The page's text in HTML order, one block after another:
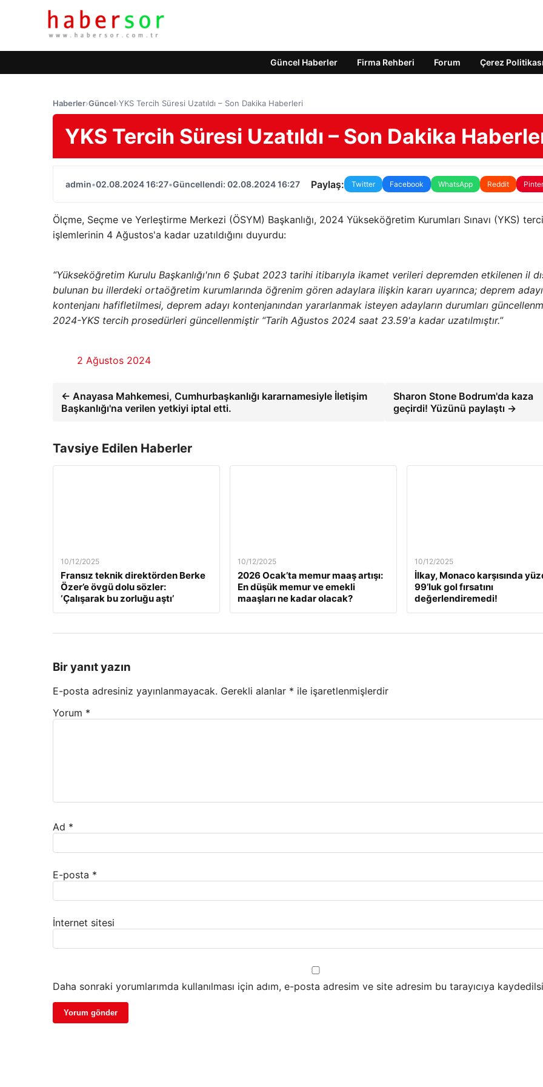
Güncel Haberler Firma Rehberi Forum Çerez Politikası
Haberler›Güncel›YKS Tercih Süresi Uzatıldı – Son Dakika Haberleri
YKS Tercih Süresi Uzatıldı – Son Dakika
admin•02.08.2024 16:27•Güncellendi: 02.08.2024 16:27 Paylaş: Twitter Facebook WhatsApp Reddit
Ölçme, Seçme ve Yerleştirme Merkezi (ÖSYM) Başkanlığı, 2024 Yükseköğretim Kurumları Sınavı (YKS)
işlemlerinin 4 Ağustos'a kadar uzatıldığını duyurdu:
“Yükseköğretim Kurulu Başkanlığı'nın 6 Şubat 2023 tarihi itibarıyla ikamet verileri depremden etkilenen il
bulunan bu illerdeki ortaöğretim kurumlarında öğrenim gören adaylara ilişkin kararı uyarınca; deprem adayı
kontenjanı hafifletilmesi, deprem adayı kontenjanından yararlanmak isteyen adayların durumları
2024-YKS tercih prosedürleri güncellenmiştir “Tarih Ağustos 2024 saat 23.59'a kadar uzatılmıştır.”
2 Ağustos 2024
← Anayasa Mahkemesi, Cumhurbaşkanlığı kararnamesiyle İletişim
Başkanlığı'na verilen yetkiyi iptal etti.
Sharon Stone Bodrum'da kaza
geçirdi! Yüzünü paylaştı →
Tavsiye Edilen Haberler
10/12/2025
Fransız teknik direktörden Berke
Özer’e övgü dolu sözler:
‘Çalışarak bu zorluğu aştı’
10/12/2025
2026 Ocak’ta memur maaş artışı:
En düşük memur ve emekli
maaşları ne kadar olacak?
10/12/2025
İlkay, Monaco karşısında
99’luk gol fırsatını
değerlendiremedi!
Bir yanıt yazın
E-posta adresiniz yayınlanmayacak. Gerekli alanlar * ile işaretlenmişlerdir
Yorum *
Ad *
E-posta *
İnternet sitesi
Daha sonraki yorumlarımda kullanılması için adım, e-posta adresim ve site adresim bu tarayıcıya